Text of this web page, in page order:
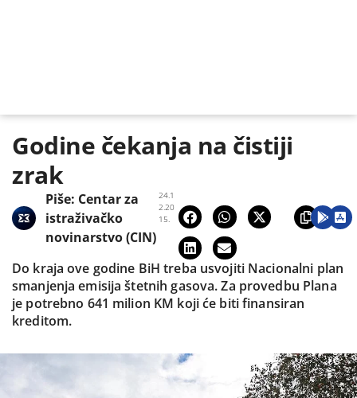
Godine čekanja na čistiji
zrak
24.1
2.20
15.
Piše: Centar za
istraživačko
novinarstvo (CIN)
Do kraja ove godine BiH treba usvojiti Nacionalni plan
smanjenja emisija štetnih gasova. Za provedbu Plana
je potrebno 641 milion KM koji će biti finansiran
kreditom.